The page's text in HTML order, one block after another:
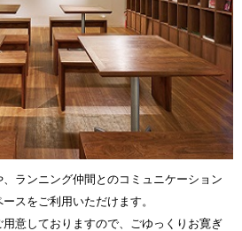
ランニング仲間とのコミュニケーション
スをご利用いただけます。
意しておりますので、ごゆっくりお寛ぎ